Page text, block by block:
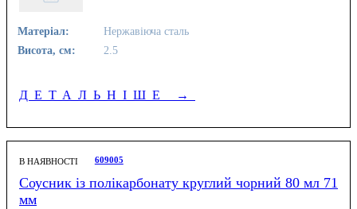
Матеріал:
Нержавіюча сталь
Висота, см:
2.5
ДЕТАЛЬНІШЕ →
В НАЯВНОСТІ 609005
Соусник із полікарбонату круглий чорний 80 мл 71
мм